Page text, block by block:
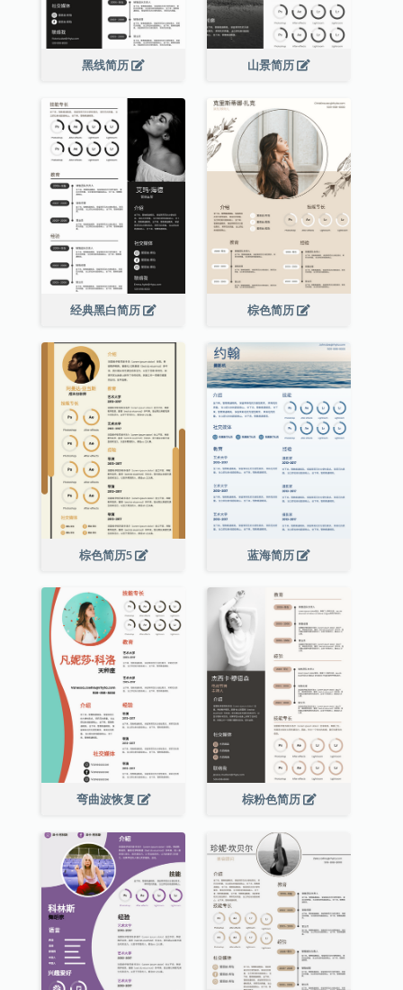
黑线简历 山景简历
经典黑白简历 棕色简历
棕色简历5 蓝海简历
弯曲波恢复 棕粉色简历